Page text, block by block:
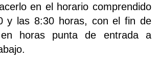
en el horario comprendido
y las 8:30 horas, con el fin de
horas punta de entrada a